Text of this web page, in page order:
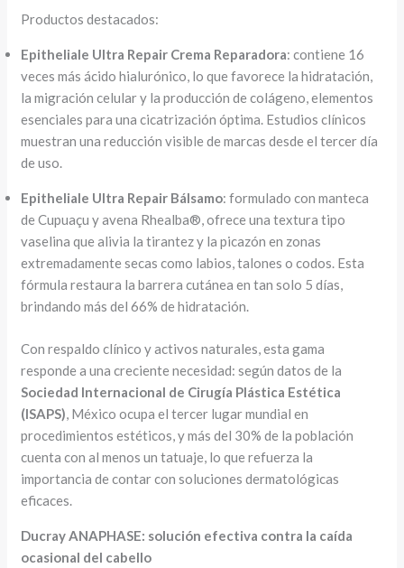
Productos destacados:
Epitheliale Ultra Repair Crema Reparadora: contiene 16
veces más ácido hialurónico, lo que favorece la hidratación,
la migración celular y la producción de colágeno, elementos
esenciales para una cicatrización óptima. Estudios clínicos
muestran una reducción visible de marcas desde el tercer día
de uso.
Epitheliale Ultra Repair Bálsamo: formulado con manteca
de Cupuaçu y avena Rhealba®, ofrece una textura tipo
vaselina que alivia la tirantez y la picazón en zonas
extremadamente secas como labios, talones o codos. Esta
fórmula restaura la barrera cutánea en tan solo 5 días,
brindando más del 66% de hidratación.
Con respaldo clínico y activos naturales, esta gama
responde a una creciente necesidad: según datos de la
Sociedad Internacional de Cirugía Plástica Estética
(ISAPS) , México ocupa el tercer lugar mundial en
procedimientos estéticos, y más del 30% de la población
cuenta con al menos un tatuaje, lo que refuerza la
importancia de contar con soluciones dermatológicas
eficaces.
Ducray ANAPHASE: solución efectiva contra la caída
ocasional del cabello